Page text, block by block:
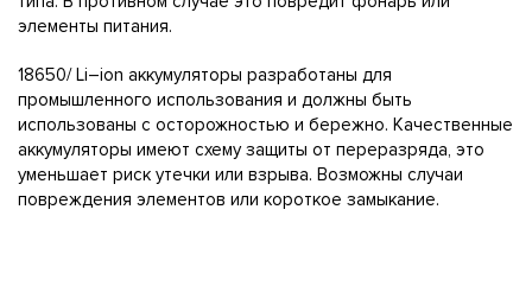
элементы питания.
18650/ Li–ion аккумуляторы разработаны для
промышленного использования и должны быть
использованы с осторожностью и бережно. Качественные
аккумуляторы имеют схему защиты от переразряда, это
уменьшает риск утечки или взрыва. Возможны случаи
повреждения элементов или короткое замыкание.